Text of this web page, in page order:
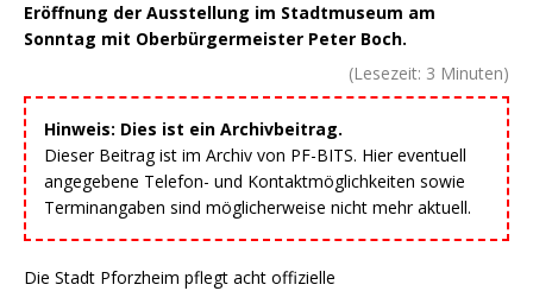
Eröffnung der Ausstellung im Stadtmuseum am
Sonntag mit Oberbürgermeister Peter Boch.
(Lesezeit: 3 Minuten)
Hinweis: Dies ist ein Archivbeitrag.
Dieser Beitrag ist im Archiv von PF-BITS. Hier eventuell
angegebene Telefon- und Kontaktmöglichkeiten sowie
Terminangaben sind möglicherweise nicht mehr aktuell.
Die Stadt Pforzheim pflegt acht offizielle